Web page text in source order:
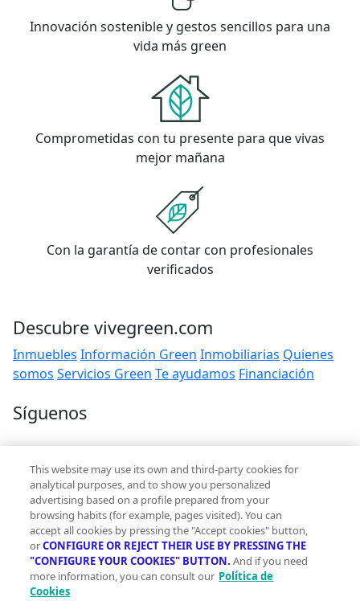
Innovación sostenible y gestos sencillos para una
vida más green
Comprometidas con tu presente para que vivas
mejor mañana
Con la garantía de contar con profesionales
verificados
Descubre vivegreen.com
Inmuebles Información Green Inmobiliarias Quienes
somos Servicios Green Te ayudamos Financiación
Síguenos
Contacto
hola@vivegreen.com
Aviso Legal
This website may use its own and third-party cookies for
analytical purposes, and to show you personalized
advertising based on a profile prepared from your
browsing habits (for example, pages visited). You can
accept all cookies by pressing the "Accept cookies" button,
orCONFIGURE OR REJECT THEIR USE BY PRESSING THE
"CONFIGURE YOUR COOKIES" BUTTON. And if you need
more information, you can consult our Política de
Cookies